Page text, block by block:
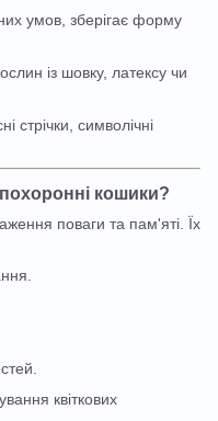
умов, зберігає форму
із шовку, латексу чи
стрічки, символічні
кошики?
поваги та пам'яті. Їх
квіткових